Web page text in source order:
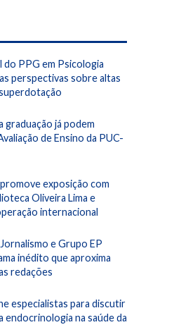
do PPG em Psicologia
perspectivas sobre altas
graduação já podem
de Ensino da PUC-
exposição com
Oliveira Lima e
internacional
e Grupo EP
inédito que aproxima
redações
especialistas para discutir
endocrinologia na saúde da